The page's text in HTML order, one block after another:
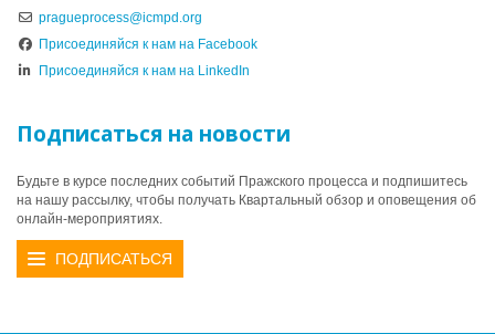
pragueprocess@icmpd.org
Присоединяйся к нам на Facebook
Присоединяйся к нам на LinkedIn
Подписаться на новости
Будьте в курсе последних событий Пражского процесса и подпишитесь
на нашу рассылку, чтобы получать Квартальный обзор и оповещения об
онлайн-мероприятиях.
ПОДПИСАТЬСЯ